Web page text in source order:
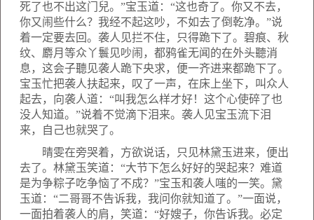
死了也不出这门兒。”宝玉道：“这也奇了。你又不去，
你又闹些什么？我经不起这吵，不如去了倒乾净。”说
着一定要去回。袭人见拦不住，只得跪下了。碧痕、秋
纹、麝月等众丫鬟见吵闹，都鸦雀无闻的在外头聽消
息，这会子聽见袭人跪下央求，便一齐进来都跪下了。
宝玉忙把袭人扶起来，叹了一声，在床上坐下，叫众人
起去，向袭人道：“叫我怎么样才好！这个心使碎了也
没人知道。”说着不觉滴下泪来。袭人见宝玉流下泪
来，自己也就哭了。
晴雯在旁哭着，方欲说话，只见林黛玉进来，便出
去了。林黛玉笑道：“大节下怎么好好的哭起来？难道
是为争粽子吃争恼了不成？”宝玉和袭人嗤的一笑。黛
玉道：“二哥哥不告诉我，我问你就知道了。”一面说，
一面拍着袭人的肩，笑道：“好嫂子，你告诉我。必定